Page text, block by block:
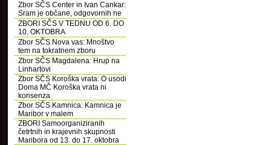
Zbor SČS Center in Ivan Cankar:
Sram je občane, odgovornih ne
ZBORI SČS V TEDNU OD 6. DO
10. OKTOBRA
Zbor SČS Nova vas: Mnoštvo
tem na tokratnem zboru
Zbor SČS Magdalena: Hrup na
Linhartovi
Zbor SČS Koroška vrata: O usodi
Doma MČ Koroška vrata ni
konsenza
Zbor SČS Kamnica: Kamnica je
Maribor v malem
ZBORI Samoorganiziranih
četrtnih in krajevnih skupnosti
Maribora od 13. do 17. oktobra